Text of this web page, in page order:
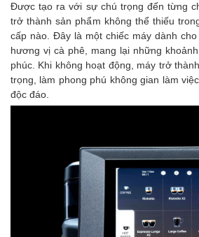
Được tạo ra với sự chú trọng đến từng
trở thành sản phẩm không thể thiếu
cấp nào. Đây là một chiếc máy dành
hương vị cà phê, mang lại những
phúc. Khi không hoạt động, máy trở
trọng, làm phong phú không gian làm
độc đáo.